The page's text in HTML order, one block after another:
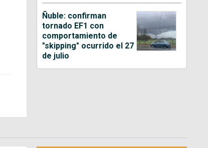
Ñuble: confirman
tornado EF1 con
comportamiento de
"skipping" ocurrido el 27
de julio